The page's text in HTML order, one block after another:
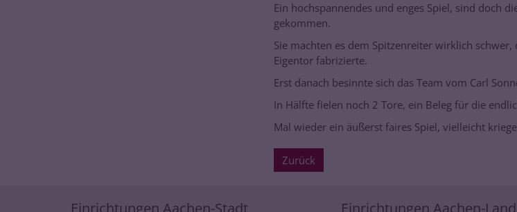
Ein hochspannendes und enges Spiel, sind doch
gekommen.
Sie machten es dem Spitzenreiter wirklich
Eigentor fabrizierte.
Erst danach besinnte sich das Team vom Carl
In Hälfte fielen noch 2 Tore, ein Beleg für die
Mal wieder ein äußerst faires Spiel, vielleicht
Zurück